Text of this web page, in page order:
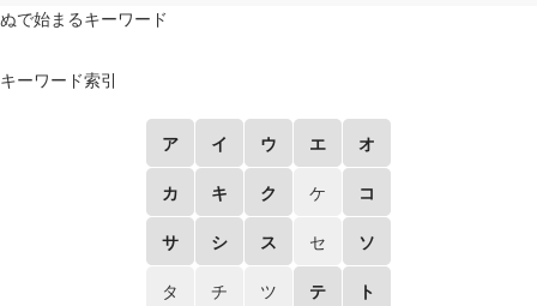
AI JOURNAL
LIFE ENDING JOURNAL
REAL ESTATE BROKERAGE JOURNAL
SMART MARKETING JOURNAL
BPaaS JOURNAL
ぬで始まるキーワード
キーワード索引
ア イ ウ エ オ
カ キ ク ケ コ
サ シ ス セ ソ
タ チ ツ テ ト